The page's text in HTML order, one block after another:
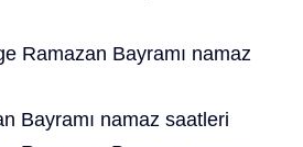
Ramazan Bayramı namaz
Bayramı namaz saatleri